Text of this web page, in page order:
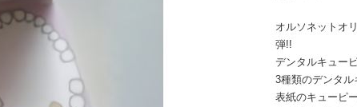
オルソネットオ
弾!!
デンタルキュー
3種類のデンタ
表紙のキューピ